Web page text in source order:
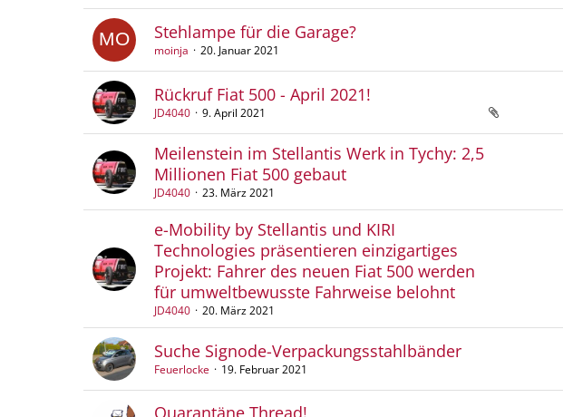
Stehlampe für die Garage?
moinja 20. Januar 2021
Rückruf Fiat 500 - April 2021!
JD4040 9. April 2021
Meilenstein im Stellantis Werk in Tychy: 2,5
Millionen Fiat 500 gebaut
JD4040 23. März 2021
e-Mobility by Stellantis und KIRI
Technologies präsentieren einzigartiges
Projekt: Fahrer des neuen Fiat 500 werden
für umweltbewusste Fahrweise belohnt
JD4040 20. März 2021
Suche Signode-Verpackungsstahlbänder
Feuerlocke 19. Februar 2021
Quarantäne Thread!